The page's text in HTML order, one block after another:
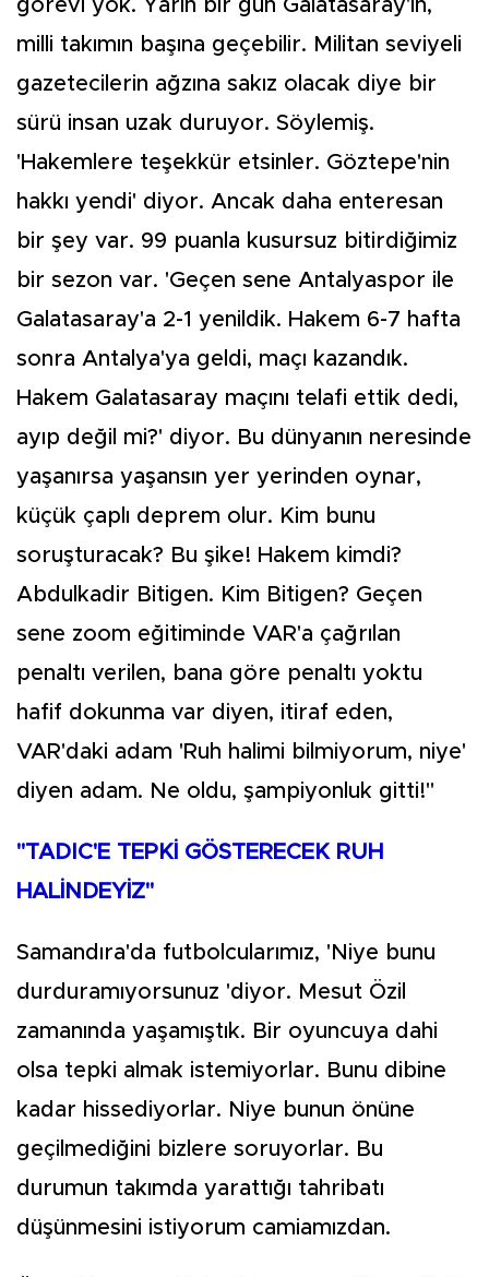
görevi yok. Yarın bir gün Galatasaray'ın,
milli takımın başına geçebilir. Militan seviyeli
gazetecilerin ağzına sakız olacak diye bir
sürü insan uzak duruyor. Söylemiş.
'Hakemlere teşekkür etsinler. Göztepe'nin
hakkı yendi' diyor. Ancak daha enteresan
bir şey var. 99 puanla kusursuz bitirdiğimiz
bir sezon var. 'Geçen sene Antalyaspor ile
Galatasaray'a 2-1 yenildik. Hakem 6-7 hafta
sonra Antalya'ya geldi, maçı kazandık.
Hakem Galatasaray maçını telafi ettik dedi,
ayıp değil mi?' diyor. Bu dünyanın neresinde
yaşanırsa yaşansın yer yerinden oynar,
küçük çaplı deprem olur. Kim bunu
soruşturacak? Bu şike! Hakem kimdi?
Abdulkadir Bitigen. Kim Bitigen? Geçen
sene zoom eğitiminde VAR'a çağrılan
penaltı verilen, bana göre penaltı yoktu
hafif dokunma var diyen, itiraf eden,
VAR'daki adam 'Ruh halimi bilmiyorum, niye'
diyen adam. Ne oldu, şampiyonluk gitti!"
"TADIC'E TEPKİ GÖSTERECEK RUH
HALİNDEYİZ"
Samandıra'da futbolcularımız, 'Niye bunu
durduramıyorsunuz 'diyor. Mesut Özil
zamanında yaşamıştık. Bir oyuncuya dahi
olsa tepki almak istemiyorlar. Bunu dibine
kadar hissediyorlar. Niye bunun önüne
geçilmediğini bizlere soruyorlar. Bu
durumun takımda yarattığı tahribatı
düşünmesini istiyorum camiamızdan.